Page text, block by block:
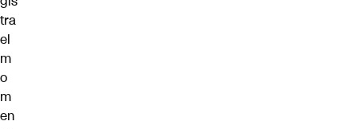
tra
el
m
o
m
en